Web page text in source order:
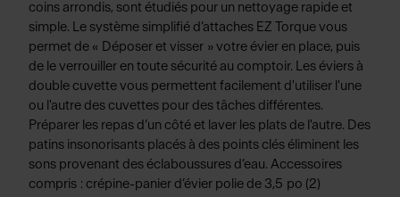
coins arrondis, sont étudiés pour un nettoyage rapide et
simple. Le système simplifié d’attaches EZ Torque vous
permet de « Déposer et visser » votre évier en place, puis
de le verrouiller en toute sécurité au comptoir. Les éviers à
double cuvette vous permettent facilement d'utiliser l'une
ou l'autre des cuvettes pour des tâches différentes.
Préparer les repas d’un côté et laver les plats de l'autre. Des
patins insonorisants placés à des points clés éliminent les
sons provenant des éclaboussures d’eau. Accessoires
compris : crépine-panier d’évier polie de 3,5 po (2)